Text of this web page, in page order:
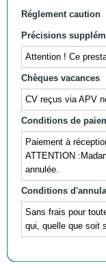
Réglement caution
Précisions
Attention ! Ce
Chèques vacances
CV reçus via APV
Conditions de
Paiement à
ATTENTION
annulée.
Conditions
Sans frais pour
qui, quelle que soit